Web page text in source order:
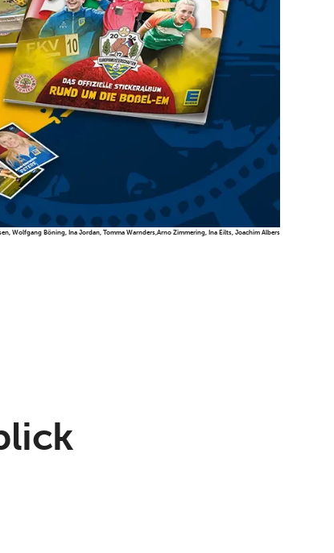
Wolfgang Böning, Ina Jordan, Tomma Warnders,Arno Zimmering, Ina Eilts, Joachim Albers